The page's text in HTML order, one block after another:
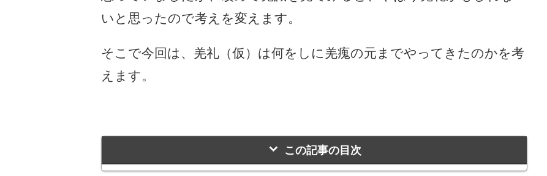
いと思ったので考えを変えます。
そこで今回は、羌礼（仮）は何をしに羌瘣の元までやってきたのかを考
えます。
この記事の目次